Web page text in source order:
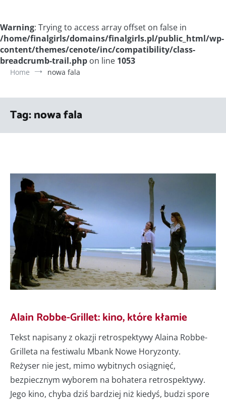
Warning: Trying to access array offset on false in
/home/finalgirls/domains/finalgirls.pl/public_html/wp-
content/themes/cenote/inc/compatibility/class-
breadcrumb-trail.php on line 1053
Home nowa fala
Tag:nowa fala
Alain Robbe-Grillet: kino, które kłamie
Tekst napisany z okazji retrospektywy Alaina Robbe-
Grilleta na festiwalu Mbank Nowe Horyzonty.
Reżyser nie jest, mimo wybitnych osiągnięć,
bezpiecznym wyborem na bohatera retrospektywy.
Jego kino, chyba dziś bardziej niż kiedyś, budzi spore